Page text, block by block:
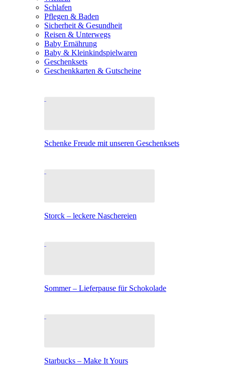
Schlafen
Pflegen & Baden
Sicherheit & Gesundheit
Reisen & Unterwegs
Baby Ernährung
Baby & Kleinkindspielwaren
Geschenksets
Geschenkkarten & Gutscheine
Schenke Freude mit unseren Geschenksets
Storck – leckere Naschereien
Sommer – Lieferpause für Schokolade
Starbucks – Make It Yours